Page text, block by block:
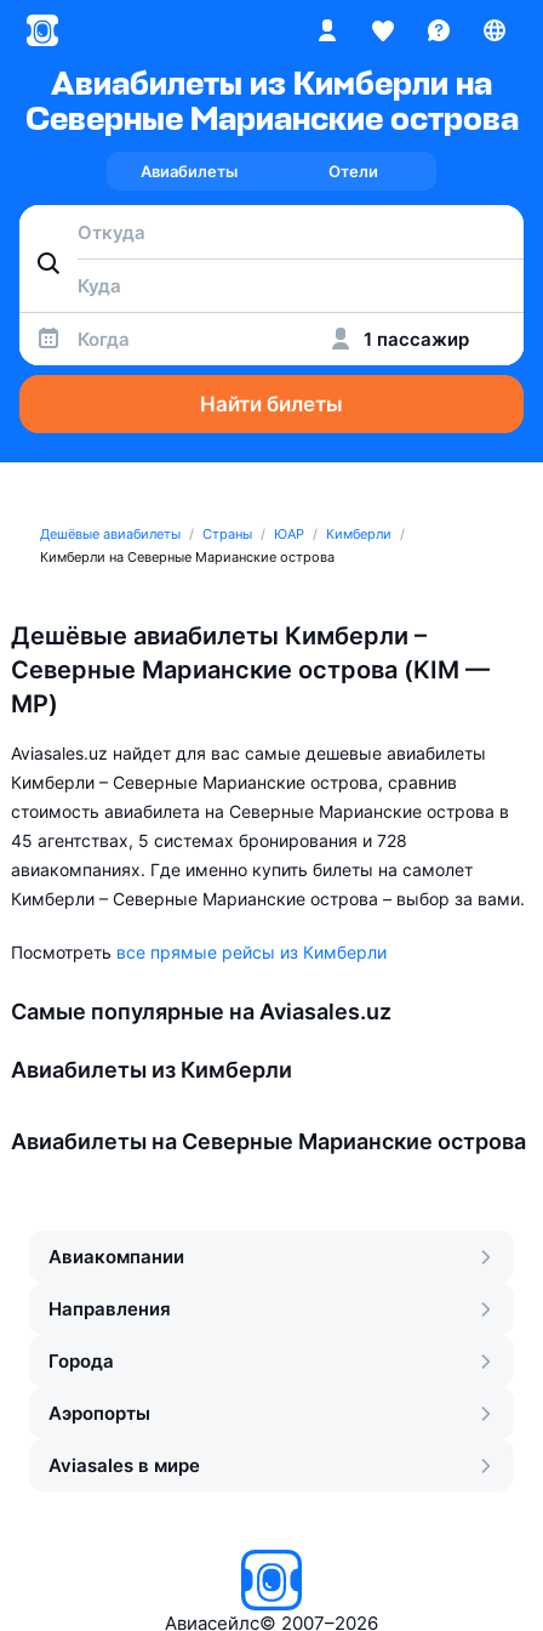
Авиабилеты из Кимберли на
Северные Марианские острова
Авиабилеты Отели
Когда 1 пассажир
Найти билеты
Дешёвые авиабилеты Страны ЮАР
Кимберли
Кимберли на Северные Марианские острова
Дешёвые авиабилеты Кимберли –
Северные Марианские острова (KIM —
MP)
Aviasales.uz найдет для вас самые дешевые авиабилеты
Кимберли – Северные Марианские острова, сравнив
стоимость авиабилета на Северные Марианские острова в
45 агентствах, 5 системах бронирования и 728
авиакомпаниях. Где именно купить билеты на самолет
Кимберли – Северные Марианские острова – выбор за вами.
Посмотреть все прямые рейсы из Кимберли
Самые популярные на Aviasales.uz
Авиабилеты из Кимберли
Авиабилеты на Северные Марианские острова
Авиакомпании
Направления
Города
Аэропорты
Aviasales в мире
Авиасейлс© 2007–2026